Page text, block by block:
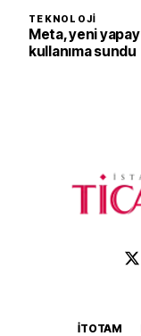
TEKNOLOJI
Meta, yeni
kullanıma sundu
İTOTAM